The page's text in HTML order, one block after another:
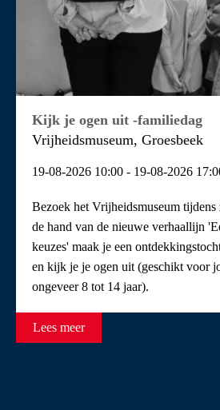
Kijk je ogen uit -familiedag
Vrijheidsmuseum, Groesbeek
19-08-2026 10:00 - 19-08-2026
Bezoek het Vrijheidsmuseum
de hand van de nieuwe verhaallijn
keuzes' maak je een
en kijk je je ogen uit (geschikt voor
ongeveer 8 tot 14 jaar).
Lees meer